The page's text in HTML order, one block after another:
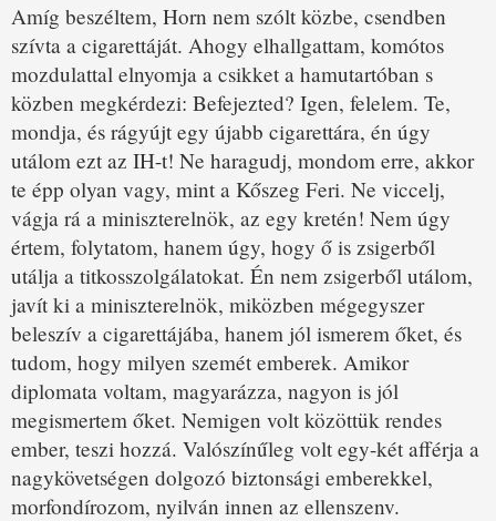
Amíg beszéltem, Horn nem szólt közbe, csendben
szívta a cigarettáját. Ahogy elhallgattam, komótos
mozdulattal elnyomja a csikket a hamutartóban s
közben megkérdezi: Befejezted? Igen, felelem. Te,
mondja, és rágyújt egy újabb cigarettára, én úgy
utálom ezt az IH-t! Ne haragudj, mondom erre, akkor
te épp olyan vagy, mint a Kőszeg Feri. Ne viccelj,
vágja rá a miniszterelnök, az egy kretén! Nem úgy
értem, folytatom, hanem úgy, hogy ő is zsigerből
utálja a titkosszolgálatokat. Én nem zsigerből utálom,
javít ki a miniszterelnök, miközben mégegyszer
beleszív a cigarettájába, hanem jól ismerem őket, és
tudom, hogy milyen szemét emberek. Amikor
diplomata voltam, magyarázza, nagyon is jól
megismertem őket. Nemigen volt közöttük rendes
ember, teszi hozzá. Valószínűleg volt egy-két afférja a
nagykövetségen dolgozó biztonsági emberekkel,
morfondírozom, nyilván innen az ellenszenv.